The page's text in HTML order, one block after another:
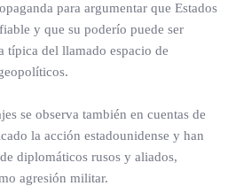
para argumentar que Estados
y que su poderío puede ser
típica del llamado espacio de
se observa también en cuentas de
la acción estadounidense y han
diplomáticos rusos y aliados,
agresión militar.